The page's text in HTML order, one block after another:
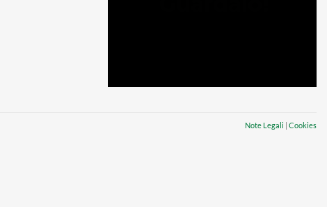
Note Legali | Cookies